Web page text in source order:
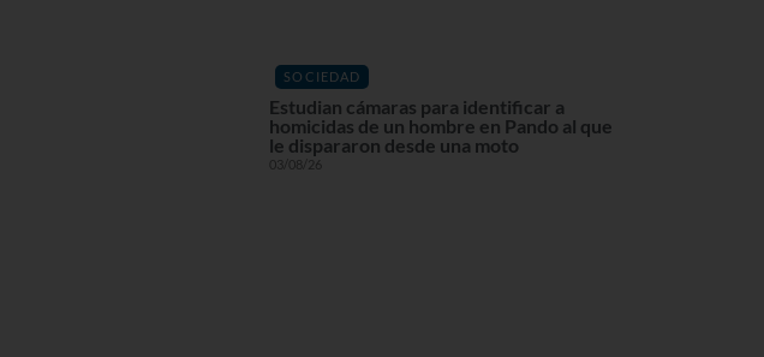
SOCIEDAD
Estudian cámaras para identificar a
homicidas de un hombre en Pando al que
le dispararon desde una moto
03/08/26